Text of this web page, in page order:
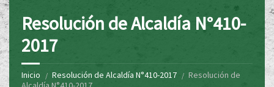
Resolución de Alcaldía N°410-
2017
Inicio Resolución de Alcaldía N°410-2017
Resolución de